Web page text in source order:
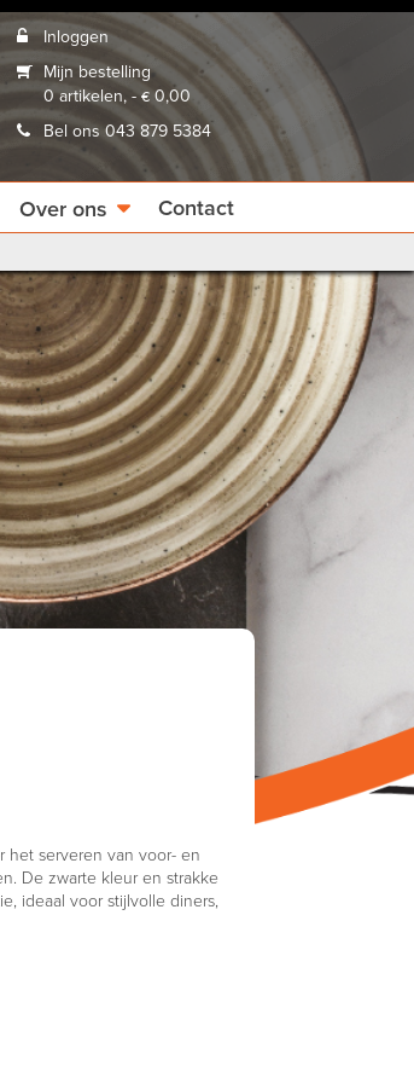
Inloggen
Mijn bestelling
0 artikelen, - € 0,00
Bel ons 043 879 5384
Over ons Contact
het serveren van voor- en
De zwarte kleur en strakke
ideaal voor stijlvolle diners,